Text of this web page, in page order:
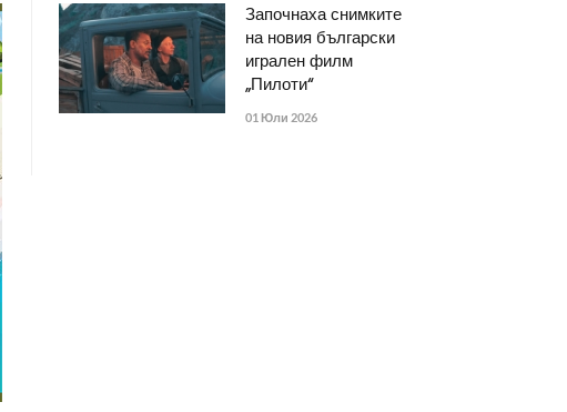
Започнаха снимките
на новия български
игрален филм
„Пилоти“
01 Юли 2026